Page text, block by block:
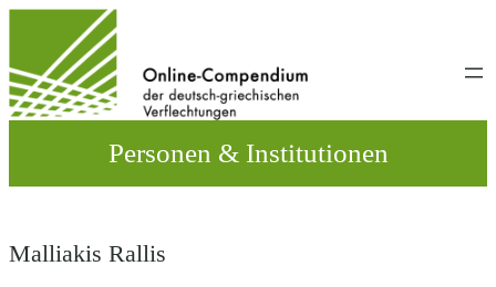
wechseln
Personen & Institutionen
Malliakis Rallis